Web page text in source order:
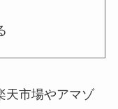
天市場やアマゾ